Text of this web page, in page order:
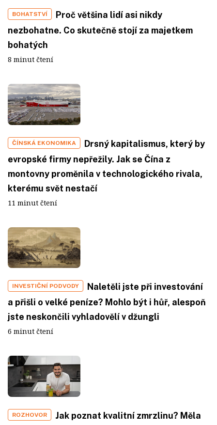
BOHATSTVÍ
Proč většina lidí asi nikdy
nezbohatne. Co skutečně stojí za majetkem
bohatých
8 minut čtení
ČÍNSKÁ EKONOMIKA
Drsný kapitalismus, který by
evropské firmy nepřežily. Jak se Čína z
montovny proměnila v technologického rivala,
kterému svět nestačí
11 minut čtení
INVESTIČNÍ PODVODY
Naletěli jste při investování
a přišli o velké peníze? Mohlo být i hůř, alespoň
jste neskončili vyhladovělí v džungli
6 minut čtení
ROZHOVOR
Jak poznat kvalitní zmrzlinu? Měla